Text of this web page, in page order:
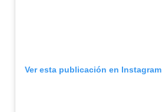
Ver esta publicación en Instagram